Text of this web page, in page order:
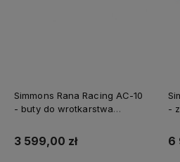
Simmons Rana Racing AC-10
- buty do wrotkarstwa
3 599,00 zł
-
6